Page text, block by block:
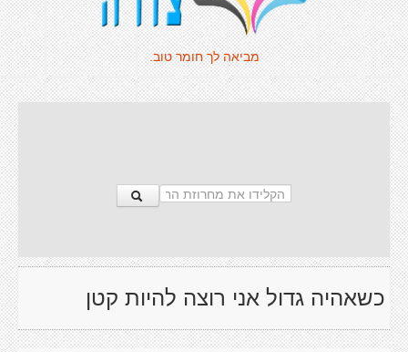
מביאה לך חומר טוב.
כשאהיה גדול אני רוצה להיות קטן